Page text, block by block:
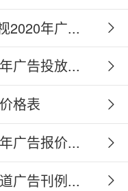
2020年广...
广告投放...
格表
广告报价...
广告刊例...